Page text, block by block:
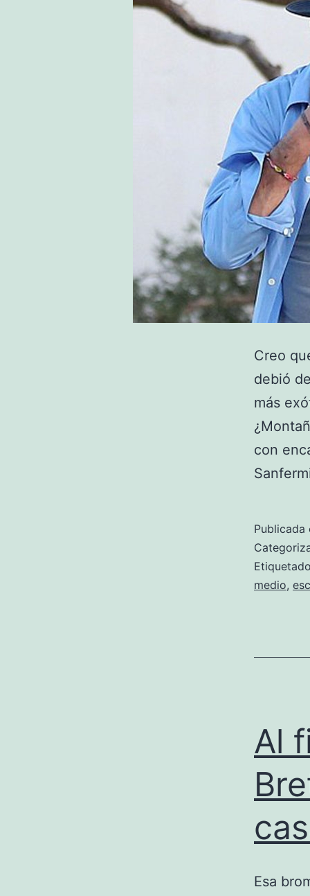
Creo
debió
más
con
Publicada
medio,
Al
Esa